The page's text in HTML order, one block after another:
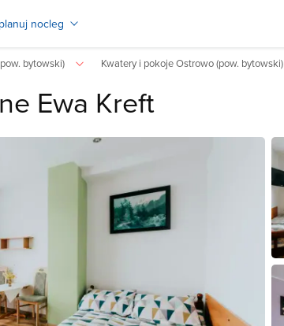
nocleg
bytowski) Kwatery i pokoje Ostrowo (pow. bytowski)
Ewa Kreft